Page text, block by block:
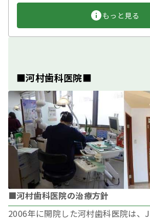
もっと見る
■河村歯科医院■
■河村歯科医院の治療方針
2006年に開院した河村歯科医院は、